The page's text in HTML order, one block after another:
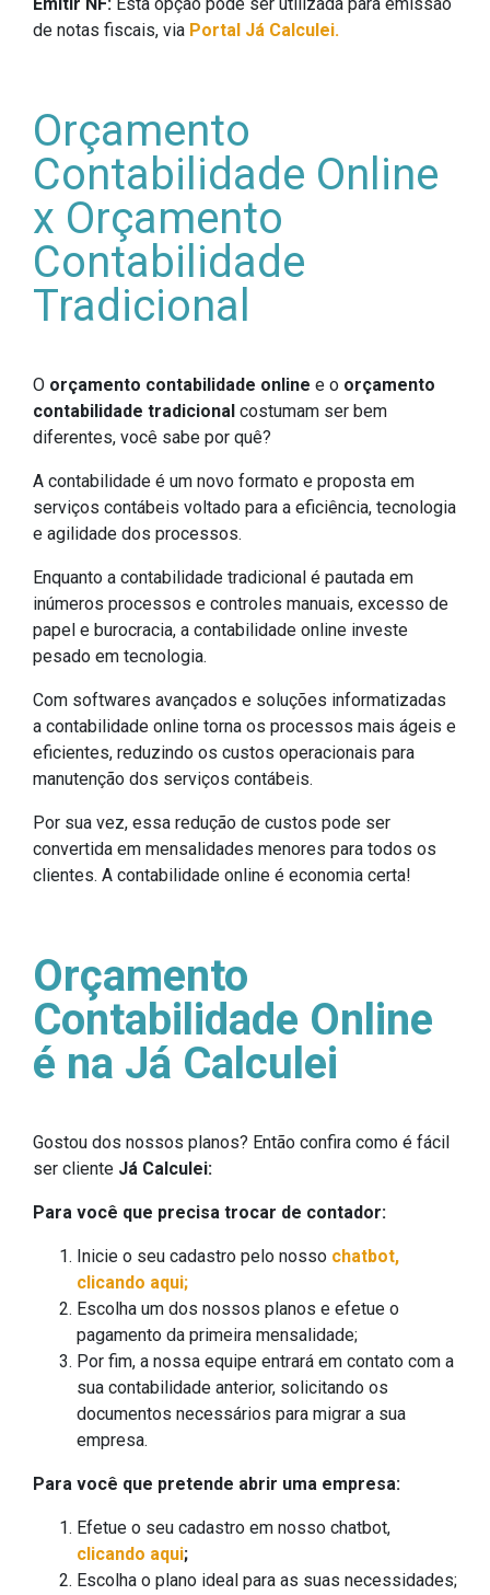
de notas fiscais, via Portal Já Calculei.
Orçamento
Contabilidade Online
x Orçamento
Contabilidade
Tradicional
O orçamento contabilidade online e o orçamento
contabilidade tradicional costumam ser bem
diferentes, você sabe por quê?
A contabilidade é um novo formato e proposta em
serviços contábeis voltado para a eficiência, tecnologia
e agilidade dos processos.
Enquanto a contabilidade tradicional é pautada em
inúmeros processos e controles manuais, excesso de
papel e burocracia, a contabilidade online investe
pesado em tecnologia.
Com softwares avançados e soluções informatizadas
a contabilidade online torna os processos mais ágeis e
eficientes, reduzindo os custos operacionais para
manutenção dos serviços contábeis.
Por sua vez, essa redução de custos pode ser
convertida em mensalidades menores para todos os
clientes. A contabilidade online é economia certa!
Orçamento
Contabilidade Online
é na Já Calculei
Gostou dos nossos planos? Então confira como é fácil
ser cliente Já Calculei:
Para você que precisa trocar de contador:
Inicie o seu cadastro pelo nosso chatbot,
clicando aqui;
Escolha um dos nossos planos e efetue o
pagamento da primeira mensalidade;
Por fim, a nossa equipe entrará em contato com a
sua contabilidade anterior, solicitando os
documentos necessários para migrar a sua
empresa.
Para você que pretende abrir uma empresa:
Efetue o seu cadastro em nosso chatbot,
clicando aqui;
Escolha o plano ideal para as suas necessidades;